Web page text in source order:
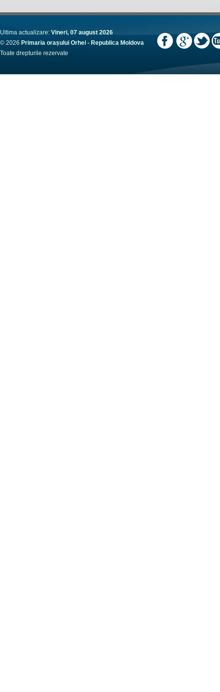
Ultima actualizare: Vineri, 07 august 2026
© 2026 Primaria orașului Orhei - Republica Moldova
Toate drepturile rezervate